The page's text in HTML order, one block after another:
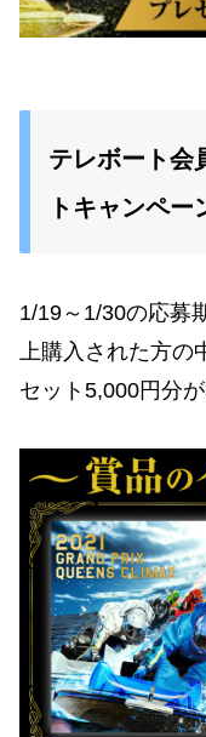
テレボート会
トキャンペー
1/19～1/30の応募
上購入された方
セット5,000円分